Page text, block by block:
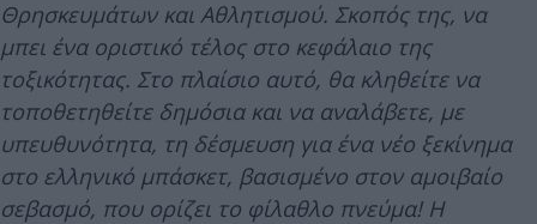
Θρησκευμάτων και Αθλητισμού. Σκοπός της, να
μπει ένα οριστικό τέλος στο κεφάλαιο της
τοξικότητας. Στο πλαίσιο αυτό, θα κληθείτε να
τοποθετηθείτε δημόσια και να αναλάβετε, με
υπευθυνότητα, τη δέσμευση για ένα νέο ξεκίνημα
στο ελληνικό μπάσκετ, βασισμένο στον αμοιβαίο
σεβασμό, που ορίζει το φίλαθλο πνεύμα! Η